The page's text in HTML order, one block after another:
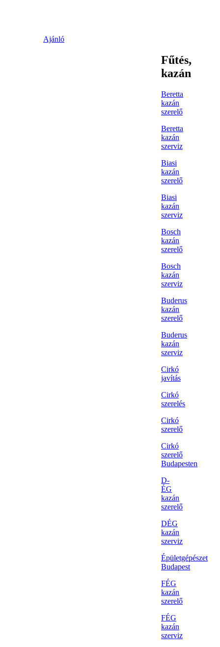
Ajánló
Fűtés,
kazán
Beretta
kazán
szerelő
Beretta
kazán
szerviz
Biasi
kazán
szerelő
Biasi
kazán
szerviz
Bosch
kazán
szerelő
Bosch
kazán
szerviz
Buderus
kazán
szerelő
Buderus
kazán
szerviz
Cirkó
javítás
Cirkó
szerelés
Cirkó
szerelő
Cirkó
szerelő
Budapesten
D-
ÉG
kazán
szerelő
DÉG
kazán
szerviz
Épületgépészet
Budapest
FÉG
kazán
szerelő
FÉG
kazán
szerviz